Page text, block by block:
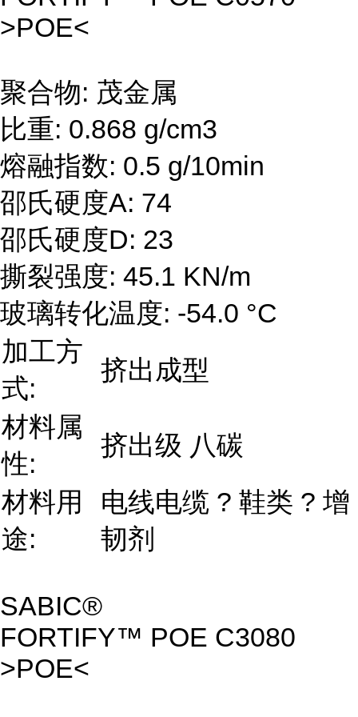
>POE<
聚合物: 茂金属
比重: 0.868 g/cm3
熔融指数: 0.5 g/10min
邵氏硬度A: 74
邵氏硬度D: 23
撕裂强度: 45.1 KN/m
玻璃转化温度: -54.0 °C
加工方
式:
挤出成型
材料属
性:
挤出级 八碳
材料用
途:
电线电缆 ? 鞋类 ? 增
韧剂
SABIC®
FORTIFY™ POE C3080
>POE<